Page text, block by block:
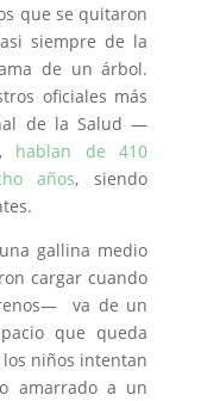
que se quitaron
siempre de la
de un árbol.
oficiales más
de la Salud —
hablan de 410
años, siendo
gallina medio
cargar cuando
va de un
que queda
niños intentan
amarrado a un